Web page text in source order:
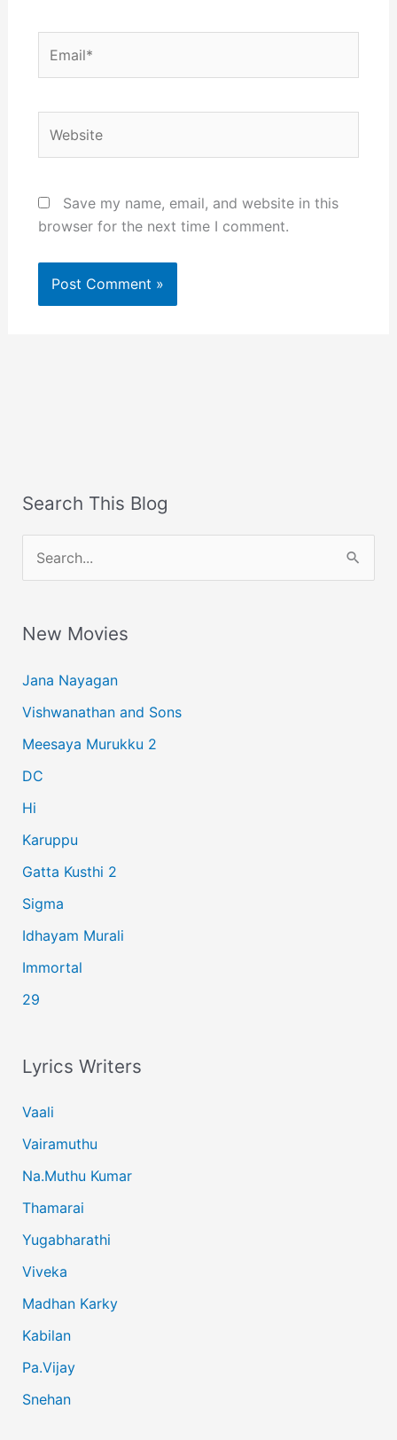
Save my name, email, and website in this
browser for the next time I comment.
Search This Blog
e
r
h
f
o
r
:
New Movies
Jana Nayagan
Vishwanathan and Sons
Meesaya Murukku 2
DC
Hi
Karuppu
Gatta Kusthi 2
Sigma
Idhayam Murali
Immortal
29
Lyrics Writers
Vaali
Vairamuthu
Na.Muthu Kumar
Thamarai
Yugabharathi
Viveka
Madhan Karky
Kabilan
Pa.Vijay
Snehan